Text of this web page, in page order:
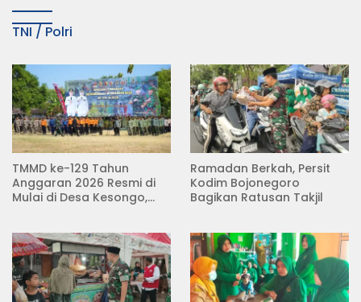
TNI / Polri
TMMD ke-129 Tahun
Anggaran 2026 Resmi di
Mulai di Desa Kesongo,
Ramadan Berkah, Persit
Kodim Bojonegoro
Bagikan Ratusan Takjil